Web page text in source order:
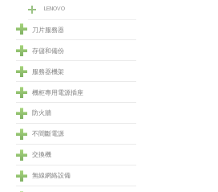
please quote 720865-B21 for
LENOVO
刀片服務器
存儲和備份
服務器機架
機柜專用電源插座
防火牆
不間斷電源
交換機
無線網絡設備